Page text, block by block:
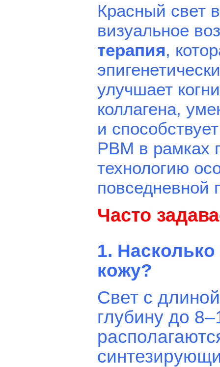
Красный свет
визуальное
терапия,
улучшает
коллагена,
и
PBM в рамках
технологию
повседневной
Часто
1.
кожу?
Свет с
глубину до